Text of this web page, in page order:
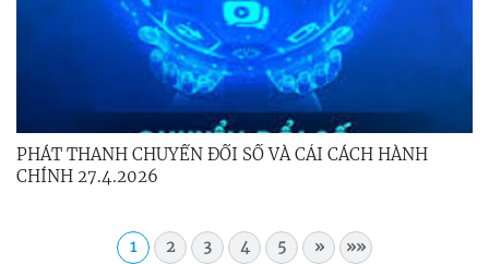
PHÁT THANH CHUYỂN ĐỔI SỐ VÀ CẢI CÁCH HÀNH
CHÍNH 27.4.2026
1 2 3 4 5 » »»